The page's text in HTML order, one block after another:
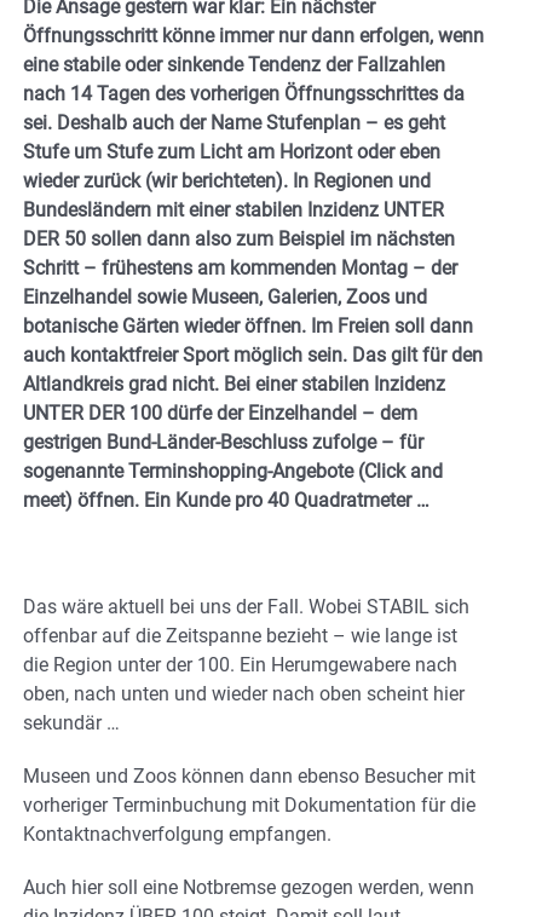
Die Ansage gestern war klar: Ein nächster
Öffnungsschritt könne immer nur dann erfolgen, wenn
eine stabile oder sinkende Tendenz der Fallzahlen
nach 14 Tagen des vorherigen Öffnungsschrittes da
sei. Deshalb auch der Name Stufenplan – es geht
Stufe um Stufe zum Licht am Horizont oder eben
wieder zurück (wir berichteten). In Regionen und
Bundesländern mit einer stabilen Inzidenz UNTER
DER 50 sollen dann also zum Beispiel im nächsten
Schritt – frühestens am kommenden Montag – der
Einzelhandel sowie Museen, Galerien, Zoos und
botanische Gärten wieder öffnen. Im Freien soll dann
auch kontaktfreier Sport möglich sein. Das gilt für den
Altlandkreis grad nicht. Bei einer stabilen Inzidenz
UNTER DER 100 dürfe der Einzelhandel – dem
gestrigen Bund-Länder-Beschluss zufolge – für
sogenannte Terminshopping-Angebote (Click and
meet) öffnen. Ein Kunde pro 40 Quadratmeter …
Das wäre aktuell bei uns der Fall. Wobei STABIL sich
offenbar auf die Zeitspanne bezieht – wie lange ist
die Region unter der 100. Ein Herumgewabere nach
oben, nach unten und wieder nach oben scheint hier
sekundär …
Museen und Zoos können dann ebenso Besucher mit
vorheriger Terminbuchung mit Dokumentation für die
Kontaktnachverfolgung empfangen.
Auch hier soll eine Notbremse gezogen werden, wenn